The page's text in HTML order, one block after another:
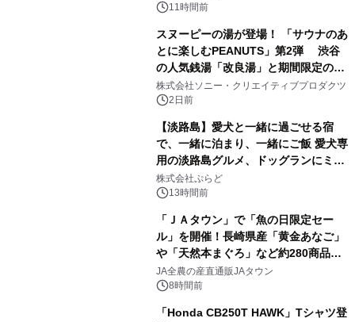
11時間前
スヌーピーの湯が登場！ 「サウナのあ
とに楽しむPEANUTS」第2弾 渋谷
の人気銭湯「改良湯」と期間限定のコ
ラボレーション サウナイキタイコラ
ボグッズも発売決定！
株式会社ソニー・クリエイティブプロダクツ
2日前
【淡路島】愛犬と一緒に過ごせる宿
で、一緒に泊まり、一緒にご飯 愛犬専
用の淡路島グルメ、ドッグランにミニ
プール グランピングとトレーラーハウ
スの2施設で
株式会社ぷらど
13時間前
「ＪＡタウン」で「魚の日限定セー
ル」を開催！長崎県産「黄金あなご」
や「天然本まぐろ」など約280商品を
販売！～毎月１０日の定例企画～
JA全農の産直通販JAタウン
8時間前
「Honda CB250T HAWK」Tシャツ登